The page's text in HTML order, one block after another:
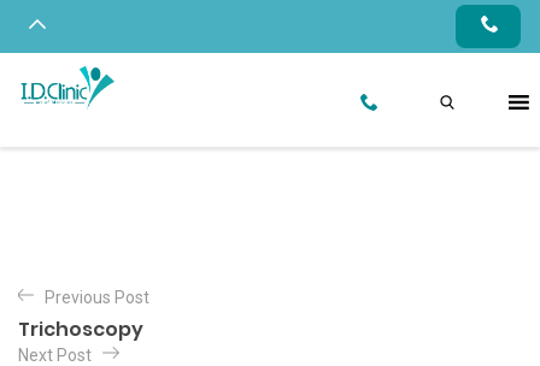
Previous Post
Trichoscopy
Next Post